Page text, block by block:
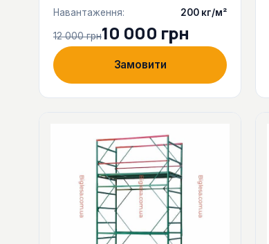
Навантаження:
200 кг/м²
12 000 грн10 000 грн
Замовити